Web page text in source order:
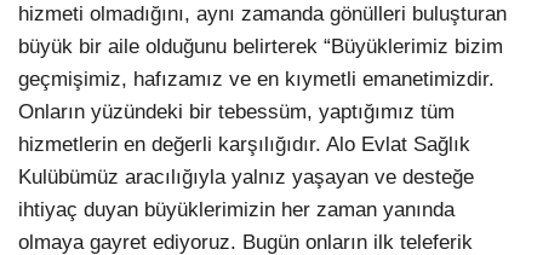
hizmeti olmadığını, aynı zamanda gönülleri buluşturan
büyük bir aile olduğunu belirterek “Büyüklerimiz bizim
geçmişimiz, hafızamız ve en kıymetli emanetimizdir.
Onların yüzündeki bir tebessüm, yaptığımız tüm
hizmetlerin en değerli karşılığıdır. Alo Evlat Sağlık
Kulübümüz aracılığıyla yalnız yaşayan ve desteğe
ihtiyaç duyan büyüklerimizin her zaman yanında
olmaya gayret ediyoruz. Bugün onların ilk teleferik